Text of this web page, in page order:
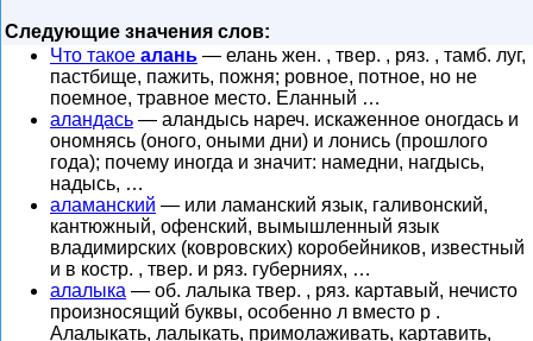
Следующие значения слов:
Что такое алань — елань жен. , твер. , ряз. , тамб. луг,
пастбище, пажить, пожня; ровное, потное, но не
поемное, травное место. Еланный …
аландась — аландысь нареч. искаженное оногдась и
ономнясь (оного, оными дни) и лонись (прошлого
года); почему иногда и значит: намедни, нагдысь,
надысь, …
аламанский — или ламанский язык, галивонский,
кантюжный, офенский, вымышленный язык
владимирских (ковровских) коробейников, известный
и в костр. , твер. и ряз. губерниях, …
алалыка — об. лалыка твер. , ряз. картавый, нечисто
произносящий буквы, особенно л вместо р .
Алалыкать, лалыкать, примолаживать, картавить,